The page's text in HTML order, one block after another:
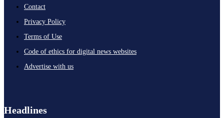
Contact
Privacy Policy
Terms of Use
Code of ethics for digital news websites
Advertise with us
Headlines